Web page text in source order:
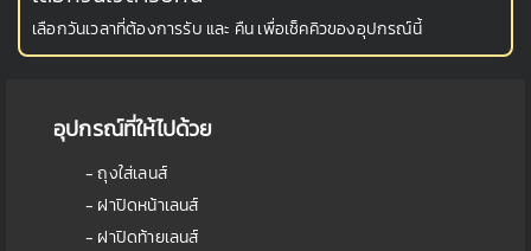
เลือกวันเวลาที่ต้องการรับ และ คืน เพื่อเช็คคิวของอุปกรณ์นี้
อุปกรณ์ที่ให้ไปด้วย
- ถุงใส่เลนส์
- ฝาปิดหน้าเลนส์
- ฝาปิดท้ายเลนส์